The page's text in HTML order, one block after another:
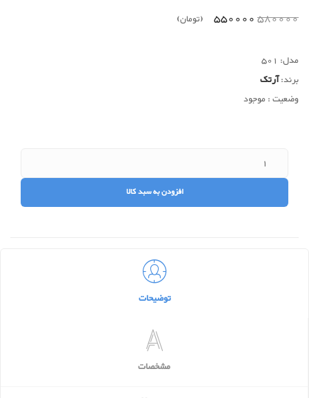
580000
550000 (تومان)
مدل: 501
برند:آرتک
وضعیت :موجود
توضیحات
مشخصات